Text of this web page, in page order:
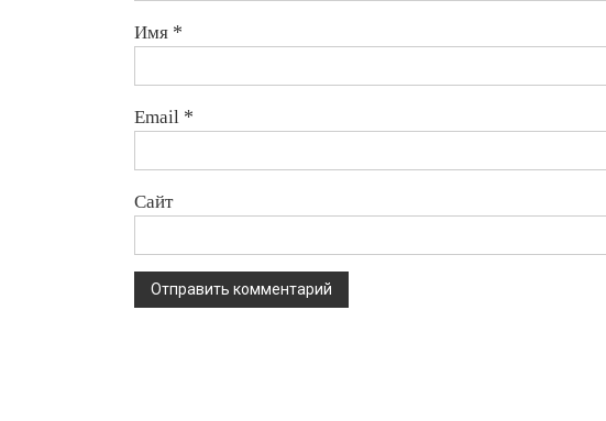
Имя *
Email *
Сайт